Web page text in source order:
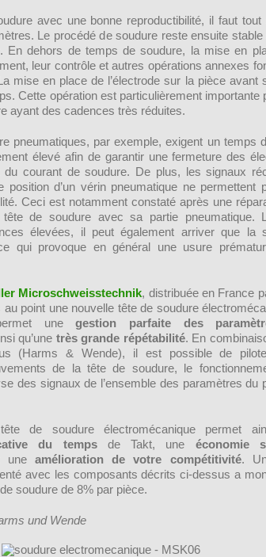
avec une bonne reproductibilité, il faut tout
Le procédé de soudure reste ensuite stable
En dehors de temps de soudure, la mise en
leur contrôle et autres opérations annexes
mise en place de l’électrode sur la pièce avant
Cette opération est particulièrement importante
ayant des cadences très réduites.
pneumatiques, par exemple, exigent un temps
élevé afin de garantir une fermeture des
du courant de soudure. De plus, les signaux
position d’un vérin pneumatique ne permettent
Ceci est notamment constaté après une
de soudure avec sa partie pneumatique.
élevées, il peut également arriver que la
qui provoque en général une usure
Microschweisstechnik, distribuée en France
point une nouvelle tête de soudure
unegestion parfaite des
qu’une très grande répétabilité. En
(Harms & Wende), il est possible de
de la tête de soudure, le
des signaux de l’ensemble des paramètres du
tête de soudure électromécanique permet
du tempsde Takt, une économie
une amélioration de votre compétitivité.
avec les composants décrits ci-dessus a
soudure de 8% par pièce.
und Wende